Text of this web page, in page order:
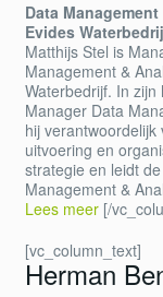
Data
Evides
Matthijs Stel is
Management &
Waterbedrijf. In
Manager Data
hij
uitvoering en
strategie en leidt
Management &
Lees meer [/
[vc_column_text]
Herman